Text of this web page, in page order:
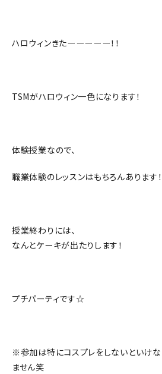
ハロウィンきたーーーーー！！
TSMがハロウィン一色になります！
体験授業なので、
職業体験のレッスンはもちろんあります！
授業終わりには、
なんとケーキが出たりします！
プチパーティです☆
※参加は特にコスプレをしないといけな
ません笑